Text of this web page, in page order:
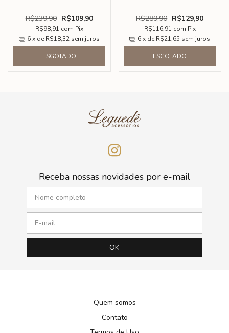
R$239,90 R$109,90
R$98,91 com Pix
6 x de R$18,32 sem juros
ESGOTADO
R$289,90 R$129,90
R$116,91 com Pix
6 x de R$21,65 sem juros
ESGOTADO
Receba nossas novidades por e-mail
Quem somos
Contato